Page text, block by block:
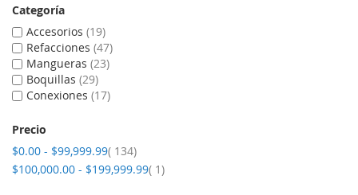
Categoría
Accesorios 19
Refacciones 47
Mangueras 23
Boquillas 29
Conexiones 17
Precio
$0.00 - $99,999.99 134artículos
$100,000.00 - $199,999.99 1artículo